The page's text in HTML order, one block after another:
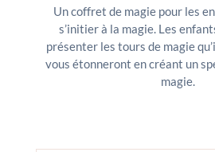
Un coffret de magie pour les
s’initier à la magie. Les
présenter les tours de magie
vous étonneront en créant un
magie.